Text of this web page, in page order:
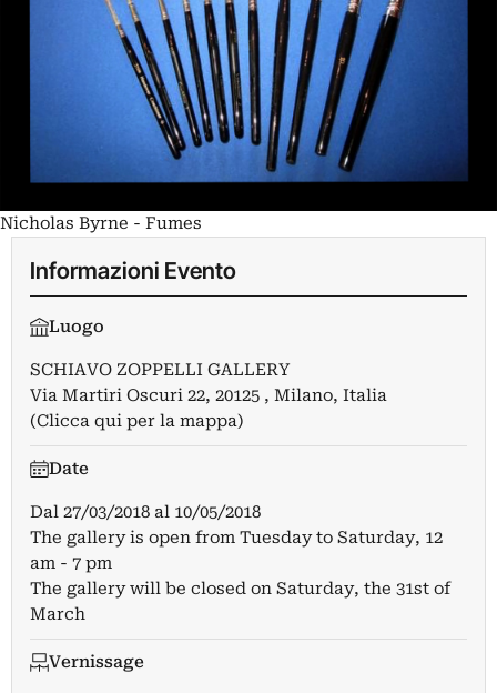
Nicholas Byrne - Fumes
Informazioni Evento
Luogo
SCHIAVO ZOPPELLI GALLERY
Via Martiri Oscuri 22, 20125 , Milano, Italia
(Clicca qui per la mappa)
Date
Dal 27/03/2018 al 10/05/2018
The gallery is open from Tuesday to Saturday, 12
am - 7 pm
The gallery will be closed on Saturday, the 31st of
March
Vernissage